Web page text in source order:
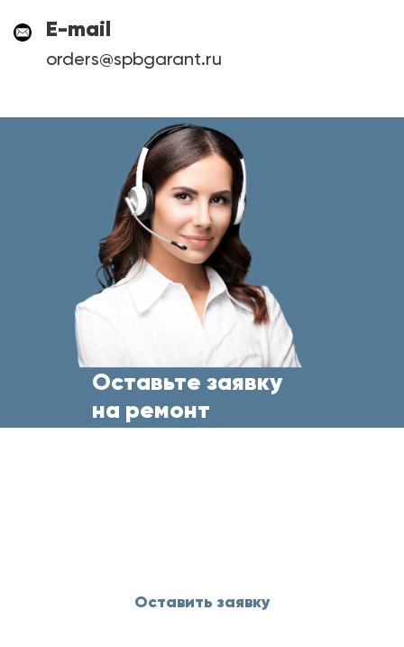
E-mail
orders@spbgarant.ru
Оставьте заявку
на ремонт
Оставить заявку